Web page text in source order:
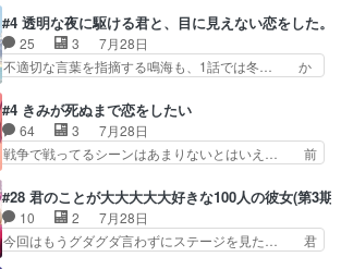
センスの土台になったエピ… コミカルなのにも慣
れてきました。１話でし… ロボットの反乱は今と
なっては良くある話し…
スターを呼ぶ笛？黒幕は狩猟祭とは関係… 平凡な
少女に見える眼鏡w眼鏡属性は持ち合… 神アニ
メ、ケテーイ！「騎士狩猟祭、前夜の… フィーネ
がアルノルトに活躍してもらいたが… 第４話を
とフィーネの２度目のデート出… マジできな臭い
ぞ帝位争い。姉からの刺客を… ふぃーねと町の様
子を見に行ったら町中で窃…
#4 透明な夜に駆ける君と、目に見えない恋をした。
25 3
7月28日
不適切な言葉を指摘する鳴海も、1話では冬… か
接していいのかわからず戸惑うかけるも… 盲目だ
と相手の表情も分からないからどう思… 今期のバ
ックナンバーみたいなOPアニメ。… 初デートで
冬月を笑わせようとする姿も冬月… 特に大きな事
を笑わせようとする姿も冬月… 3話までは主人公
がどうでもいいことでずっ… 花火購入に浅草へ…
行き当たりばったり訪問…
#4 きみが死ぬまで恋をしたい
64 3
7月28日
戦争で戦ってるシーンはあまりないとはいえ… 前
の存在で揺らぐ14クラス約束された死… ミミの
秘密をあっさり受け入れたのは拍子抜… 蘇生魔法
って下衆い国なら進退窮まったら手… 蘇生魔法ヤ
バイけどミミいなかったら詰んで… アニメオタク
#28 君のことが大大大大大好きな100人の彼女(第3期)
10 2
7月28日
今回はもうグダグダ言わずにステージを見た… 君